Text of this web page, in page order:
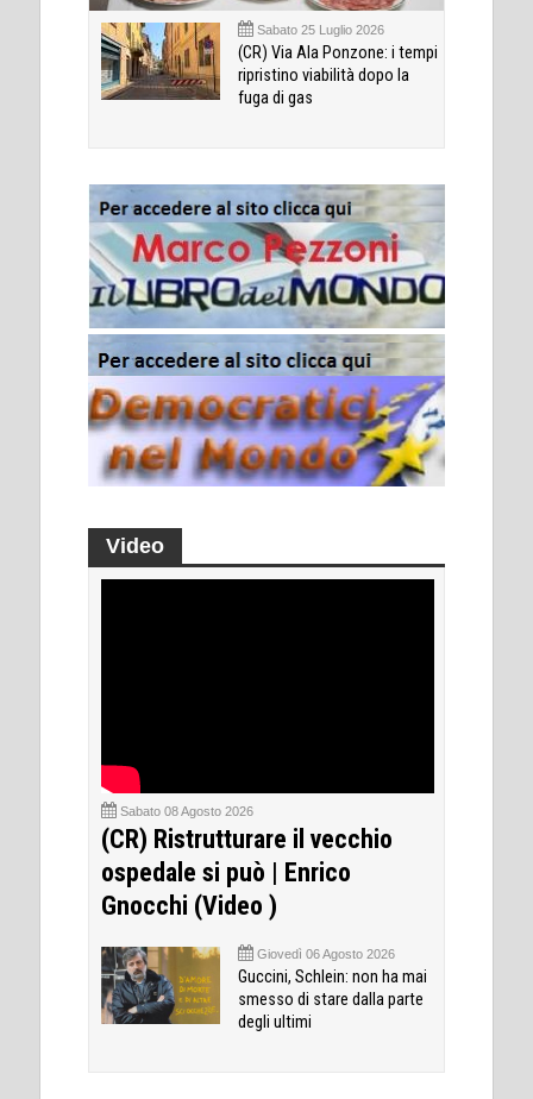
Sabato 25 Luglio 2026
(CR) Via Ala Ponzone: i tempi
ripristino viabilità dopo la
fuga di gas
Video
Sabato 08 Agosto 2026
(CR) Ristrutturare il vecchio
ospedale si può | Enrico
Gnocchi (Video )
Giovedì 06 Agosto 2026
Guccini, Schlein: non ha mai
smesso di stare dalla parte
degli ultimi